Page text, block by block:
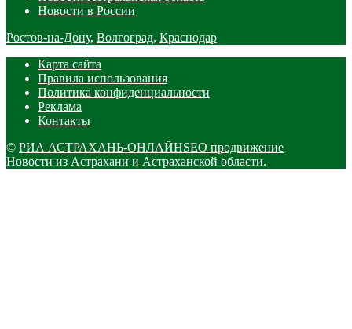
Новости в России
Ростов-на-Дону, Волгоград, Краснодар
Карта сайта
Правила использования
Политика конфиденциальности
Реклама
Контакты
© РИА АСТРАХАНЬ-ОНЛАЙНSEO продвижение
Новости из Астрахани и Астраханской области.